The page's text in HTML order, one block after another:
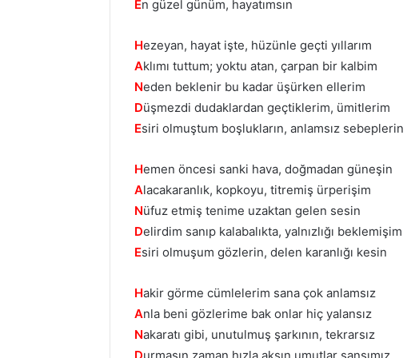
En güzel günüm, hayatımsın
Hezeyan, hayat işte, hüzünle geçti yıllarım
Aklımı tuttum; yoktu atan, çarpan bir kalbim
Neden beklenir bu kadar üşürken ellerim
Düşmezdi dudaklardan geçtiklerim, ümitlerim
Esiri olmuştum boşlukların, anlamsız sebeplerin
Hemen öncesi sanki hava, doğmadan güneşin
Alacakaranlık, kopkoyu, titremiş ürperişim
Nüfuz etmiş tenime uzaktan gelen sesin
Delirdim sanıp kalabalıkta, yalnızlığı beklemişim
Esiri olmuşum gözlerin, delen karanlığı kesin
Hakir görme cümlelerim sana çok anlamsız
Anla beni gözlerime bak onlar hiç yalansız
Nakaratı gibi, unutulmuş şarkının, tekrarsız